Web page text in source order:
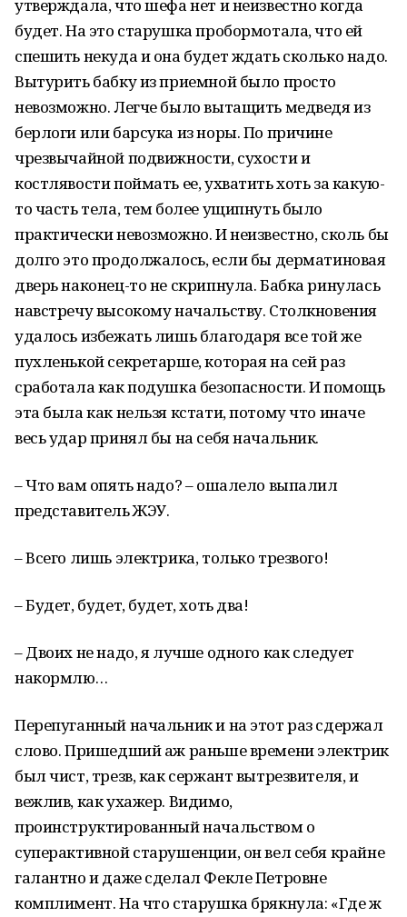
утверждала, что шефа нет и неизвестно когда
будет. На это старушка пробормотала, что ей
спешить некуда и она будет ждать сколько надо.
Вытурить бабку из приемной было просто
невозможно. Легче было вытащить медведя из
берлоги или барсука из норы. По причине
чрезвычайной подвижности, сухости и
костлявости поймать ее, ухватить хоть за какую-
то часть тела, тем более ущипнуть было
практически невозможно. И неизвестно, сколь бы
долго это продолжалось, если бы дерматиновая
дверь наконец-то не скрипнула. Бабка ринулась
навстречу высокому начальству. Столкновения
удалось избежать лишь благодаря все той же
пухленькой секретарше, которая на сей раз
сработала как подушка безопасности. И помощь
эта была как нельзя кстати, потому что иначе
весь удар принял бы на себя начальник.
– Что вам опять надо? – ошалело выпалил
представитель ЖЭУ.
– Всего лишь электрика, только трезвого!
– Будет, будет, будет, хоть два!
– Двоих не надо, я лучше одного как следует
накормлю…
Перепуганный начальник и на этот раз сдержал
слово. Пришедший аж раньше времени электрик
был чист, трезв, как сержант вытрезвителя, и
вежлив, как ухажер. Видимо,
проинструктированный начальством о
суперактивной старушенции, он вел себя крайне
галантно и даже сделал Фекле Петровне
комплимент. На что старушка брякнула: «Где ж